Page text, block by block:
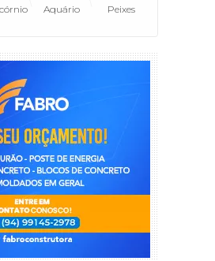
Aquário Peixes